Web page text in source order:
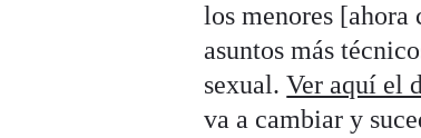
los menores [ahora
asuntos más
sexual.Ver aquí el
va a cambiar y